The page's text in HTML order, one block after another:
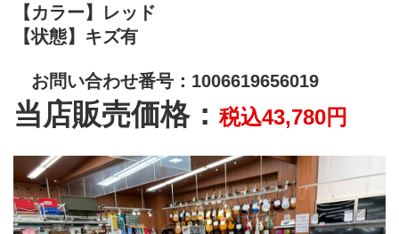
【カラー】レッド
【状態】キズ有
お問い合わせ番号：1006619656019
当店販売価格： 税込43,780円